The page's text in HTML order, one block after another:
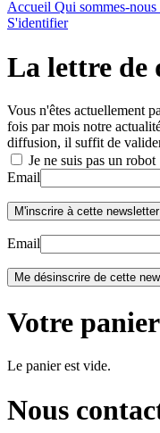
Accueil Qui sommes-nous
S'identifier
La lettre de
Vous n'êtes actuellement
fois par mois notre
diffusion, il suffit de
Je ne suis pas un robot
Email
Email
Votre panier
Le panier est vide.
Nous